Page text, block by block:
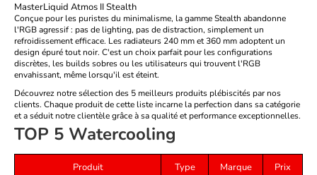
MasterLiquid Atmos II Stealth
Conçue pour les puristes du minimalisme, la gamme Stealth abandonne
l'RGB agressif : pas de lighting, pas de distraction, simplement un
refroidissement efficace. Les radiateurs 240 mm et 360 mm adoptent un
design épuré tout noir. C'est un choix parfait pour les configurations
discrètes, les builds sobres ou les utilisateurs qui trouvent l'RGB
envahissant, même lorsqu'il est éteint.
Découvrez notre sélection des 5 meilleurs produits plébiscités par nos
clients. Chaque produit de cette liste incarne la perfection dans sa catégorie
et a séduit notre clientèle grâce à sa qualité et performance exceptionnelles.
TOP 5 Watercooling
Produit Type Marque
Prix